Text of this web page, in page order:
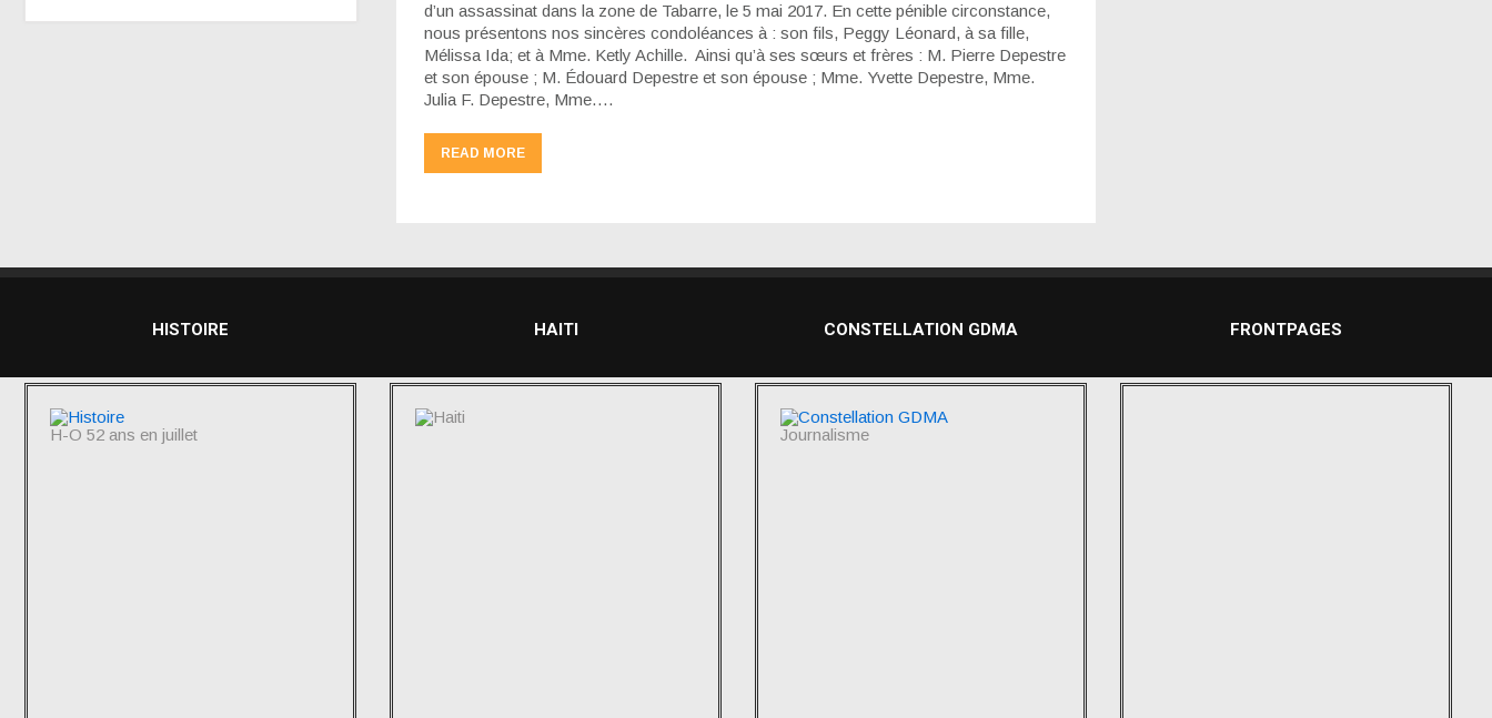
d’un assassinat dans la zone de Tabarre, le 5 mai 2017. En cette pénible circonstance,
nous présentons nos sincères condoléances à : son fils, Peggy Léonard, à sa fille,
Mélissa Ida; et à Mme. Ketly Achille. Ainsi qu’à ses sœurs et frères : M. Pierre Depestre
et son épouse ; M. Édouard Depestre et son épouse ; Mme. Yvette Depestre, Mme.
Julia F. Depestre, Mme….
READ MORE
HISTOIRE
H-O 52 ans en juillet
HAITI CONSTELLATION GDMA
Journalisme
FRONTPAGES